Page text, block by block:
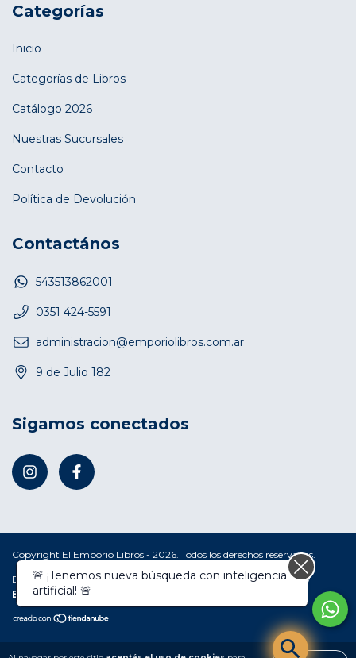
Categorías
Inicio
Categorías de Libros
Catálogo 2026
Nuestras Sucursales
Contacto
Política de Devolución
Contactános
543513862001
0351 424-5591
administracion@emporiolibros.com.ar
9 de Julio 182
Sigamos conectados
Copyright El Emporio Libros - 2026. Todos los derechos reservados.
Defensa de las y los consumidores. Para reclamos ingresá acá. /
Botón de arrepentimiento
🚨 ¡Tenemos nueva búsqueda con inteligencia
artificial! 🚨